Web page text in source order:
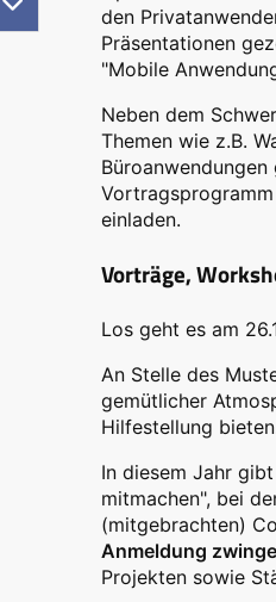
den
Präsentationen
"Mobile
Neben dem
Themen wie z.B.
einladen.
Vorträge,
Los geht es am
An Stelle des
gemütlicher
Hilfestellung
In diesem Jahr
mitmachen", bei
(mitgebrachten)
Anmeldung
Projekten sowie